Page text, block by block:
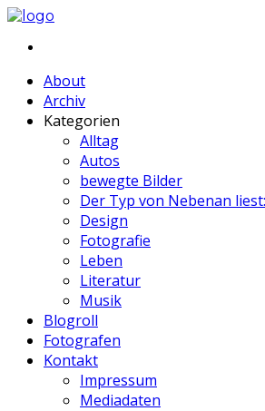
About
Archiv
Kategorien
Alltag
Autos
bewegte Bilder
Der Typ von Nebenan
Design
Fotografie
Leben
Literatur
Musik
Blogroll
Fotografen
Kontakt
Impressum
Mediadaten